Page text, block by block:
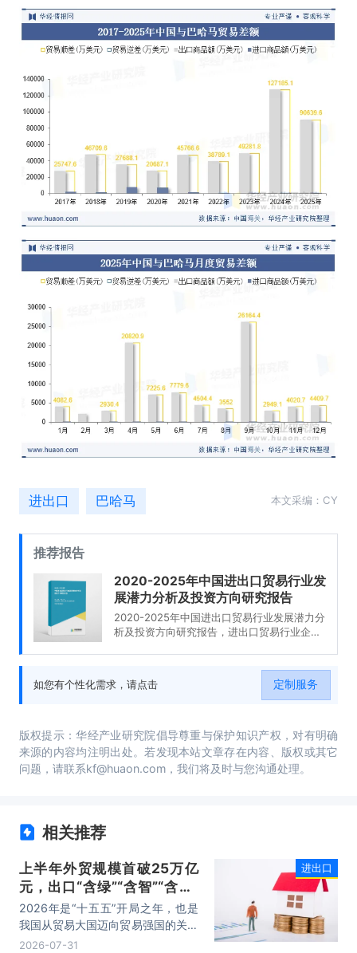
进出口 巴哈马 本文采编：CY
推荐报告
2020-2025年中国进出口贸易行业发
展潜力分析及投资方向研究报告
2020-2025年中国进出口贸易行业发展潜力分
析及投资方向研究报告，进出口贸易行业企业
易行业投资风险与营销分析，2020-2025年中
国进出口贸易行业发展战略及规划建议。
如您有个性化需求，请点击 定制服务
版权提示：华经产业研究院倡导尊重与保护知识产权，对有明确
来源的内容均注明出处。若发现本站文章存在内容、版权或其它
问题，请联系kf@huaon.com，我们将及时与您沟通处理。
相关推荐
上半年外贸规模首破25万亿
元，出口“含绿”“含智”“含新”
量稳步攀升
2026年是“十五五”开局之年，也是
我国从贸易大国迈向贸易强国的关键
时期。上半年，我国进出口规模历史
2026-07-31
进出口